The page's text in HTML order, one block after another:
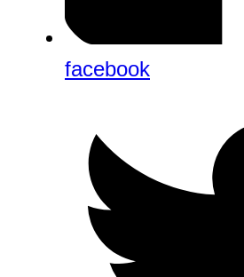
facebook